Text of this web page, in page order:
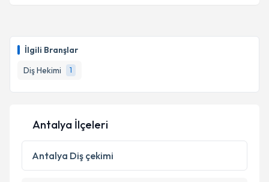
İlgili Branşlar
Diş Hekimi
1
Antalya İlçeleri
Antalya Diş çekimi